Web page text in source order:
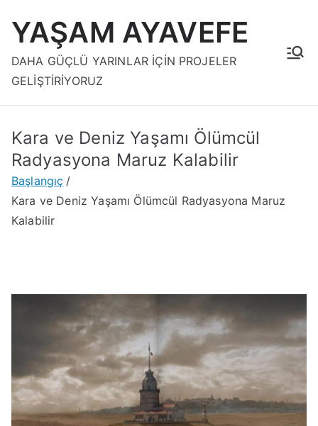
geçYAŞAM AYAVEFE
DAHA GÜÇLÜ YARINLAR İÇİN PROJELER
GELİŞTİRİYORUZ
Kara ve Deniz Yaşamı Ölümcül
Radyasyona Maruz Kalabilir
Başlangıç
Kara ve Deniz Yaşamı Ölümcül Radyasyona Maruz
Kalabilir